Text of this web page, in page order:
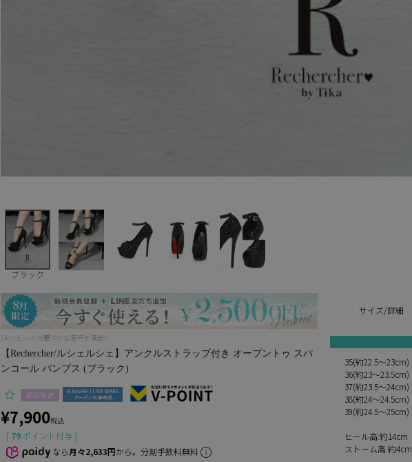
ブラック
14cmヒール☆華やかな足元を演出！
【Rechercher/ルシェルシェ】アンクルストラップ付き オープントゥ スパ
ンコール パンプス (ブラック)
即日発送
¥7,900税込
[ 79 ポイント付与 ]
なら月々2,633円から。分割手数料無料
サイズ/詳細
35(約22.5～23cm)
36(約23～23.5cm)
37(約23.5～24cm)
38(約24～24.5cm)
39(約24.5～25cm)
ヒール高:約14cm
ストーム高:約4cm